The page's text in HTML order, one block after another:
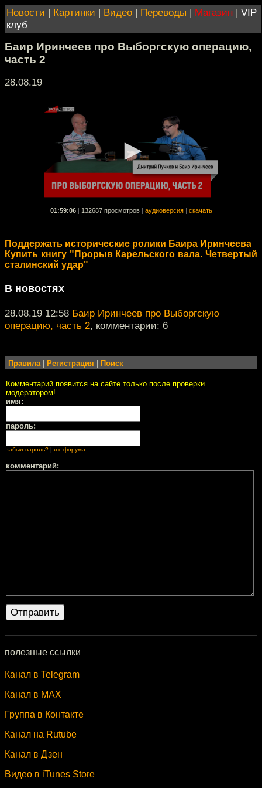
Новости | Картинки | Видео | Переводы | Магазин | VIP
клуб
Баир Иринчеев про Выборгскую операцию,
часть 2
28.08.19
01:59:06 132687 просмотров аудиоверсия скачать
Поддержать исторические ролики Баира Иринчеева
Купить книгу "Прорыв Карельского вала. Четвертый
сталинский удар"
В новостях
28.08.19 12:58 Баир Иринчеев про Выборгскую
операцию, часть 2, комментарии: 6
Правила| Регистрация Поиск
Комментарий появится на сайте только после проверки
модератором!
имя:
пароль:
забыл пароль? я с форума
комментарий:
полезные ссылки
Канал в Telegram
Канал в MAX
Группа в Контакте
Канал на Rutube
Канал в Дзен
Видео в iTunes Store